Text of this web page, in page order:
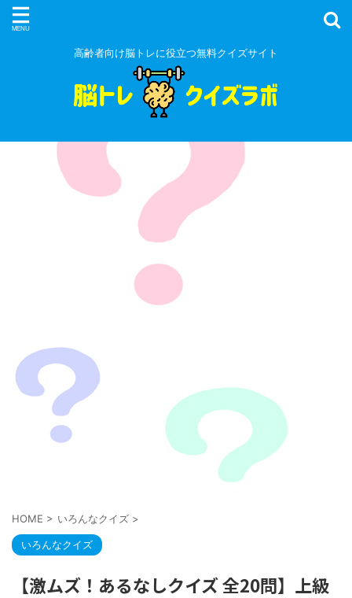
高齢者向け脳トレに役立つ無料クイズサイト
HOME > いろんなクイズ >
いろんなクイズ
【激ムズ！あるなしクイズ 全20問】上級